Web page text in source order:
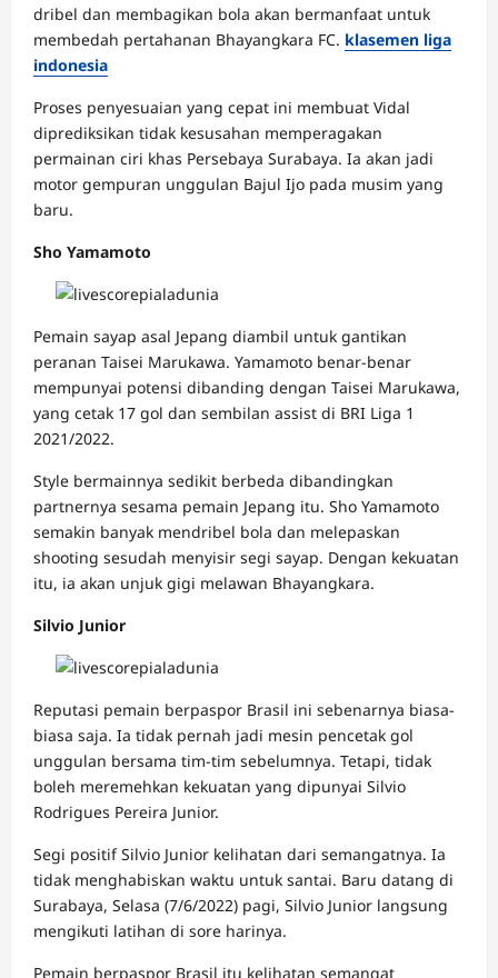
dribel dan membagikan bola akan bermanfaat untuk
membedah pertahanan Bhayangkara FC. klasemen liga
indonesia
Proses penyesuaian yang cepat ini membuat Vidal
diprediksikan tidak kesusahan memperagakan
permainan ciri khas Persebaya Surabaya. Ia akan jadi
motor gempuran unggulan Bajul Ijo pada musim yang
baru.
Sho Yamamoto
Pemain sayap asal Jepang diambil untuk gantikan
peranan Taisei Marukawa. Yamamoto benar-benar
mempunyai potensi dibanding dengan Taisei Marukawa,
yang cetak 17 gol dan sembilan assist di BRI Liga 1
2021/2022.
Style bermainnya sedikit berbeda dibandingkan
partnernya sesama pemain Jepang itu. Sho Yamamoto
semakin banyak mendribel bola dan melepaskan
shooting sesudah menyisir segi sayap. Dengan kekuatan
itu, ia akan unjuk gigi melawan Bhayangkara.
Silvio Junior
Reputasi pemain berpaspor Brasil ini sebenarnya biasa-
biasa saja. Ia tidak pernah jadi mesin pencetak gol
unggulan bersama tim-tim sebelumnya. Tetapi, tidak
boleh meremehkan kekuatan yang dipunyai Silvio
Rodrigues Pereira Junior.
Segi positif Silvio Junior kelihatan dari semangatnya. Ia
tidak menghabiskan waktu untuk santai. Baru datang di
Surabaya, Selasa (7/6/2022) pagi, Silvio Junior langsung
mengikuti latihan di sore harinya.
Pemain berpaspor Brasil itu kelihatan semangat